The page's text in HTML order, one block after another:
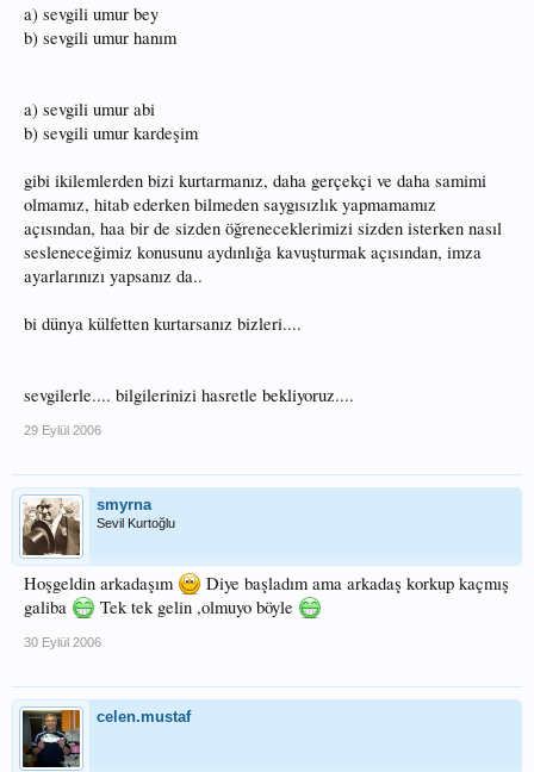
a) sevgili umur bey
b) sevgili umur hanım
a) sevgili umur abi
b) sevgili umur kardeşim
gibi ikilemlerden bizi kurtarmanız, daha gerçekçi ve daha samimi
olmamız, hitab ederken bilmeden saygısızlık yapmamamız
açısından, haa bir de sizden öğreneceklerimizi sizden isterken nasıl
sesleneceğimiz konusunu aydınlığa kavuşturmak açısından, imza
ayarlarınızı yapsanız da..
bi dünya külfetten kurtarsanız bizleri....
sevgilerle.... bilgilerinizi hasretle bekliyoruz....
29 Eylül 2006
smyrna
Sevil Kurtoğlu
Hoşgeldin arkadaşım
Diye başladım ama arkadaş korkup kaçmış
galiba
Tek tek gelin ,olmuyo böyle
30 Eylül 2006
celen.mustaf